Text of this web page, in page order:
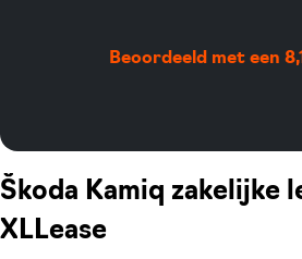
Škoda Kamiq zakelijke
XLLease
Beoordeeld met een